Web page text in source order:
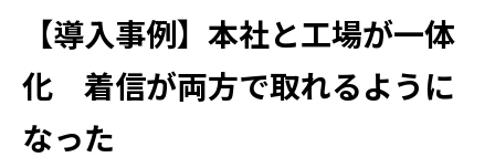
【導入事例】本社と工場が一体
化 着信が両方で取れるように
なった